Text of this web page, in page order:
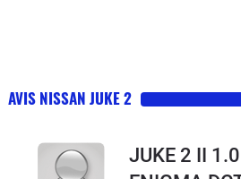
AVIS NISSAN JUKE 2
JUKE 2 II